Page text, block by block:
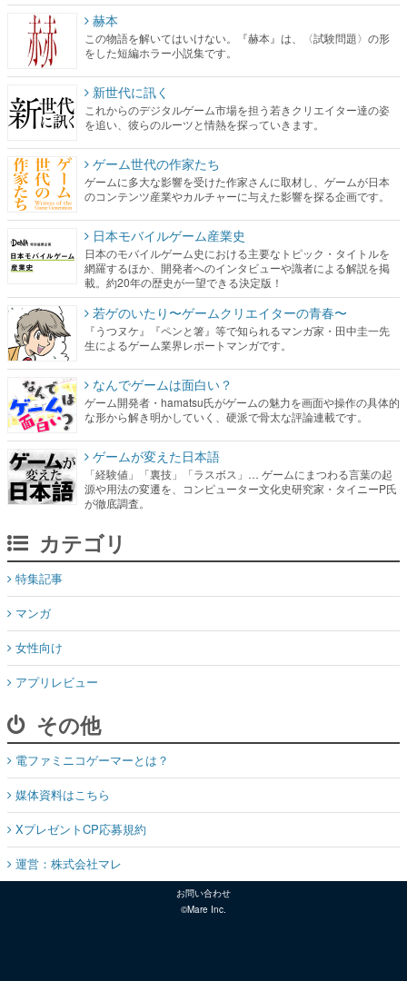
赫本
この物語を解いてはいけない。『赫本』は、〈試験問題〉の形
をした短編ホラー小説集です。
新世代に訊く
これからのデジタルゲーム市場を担う若きクリエイター達の姿
を追い、彼らのルーツと情熱を探っていきます。
ゲーム世代の作家たち
ゲームに多大な影響を受けた作家さんに取材し、ゲームが日本
のコンテンツ産業やカルチャーに与えた影響を探る企画です。
日本モバイルゲーム産業史
日本のモバイルゲーム史における主要なトピック・タイトルを
網羅するほか、開発者へのインタビューや識者による解説を掲
載。約20年の歴史が一望できる決定版！
若ゲのいたり〜ゲームクリエイターの青春〜
『うつヌケ』『ペンと箸』等で知られるマンガ家・田中圭一先
生によるゲーム業界レポートマンガです。
なんでゲームは面白い？
ゲーム開発者・hamatsu氏がゲームの魅力を画面や操作の具体的
な形から解き明かしていく、硬派で骨太な評論連載です。
ゲームが変えた日本語
「経験値」「裏技」「ラスボス」… ゲームにまつわる言葉の起
源や用法の変遷を、コンピューター文化史研究家・タイニーP氏
が徹底調査。
カテゴリ
特集記事
マンガ
女性向け
アプリレビュー
その他
電ファミニコゲーマーとは？
媒体資料はこちら
XプレゼントCP応募規約
運営：株式会社マレ
お問い合わせ
©Mare Inc.